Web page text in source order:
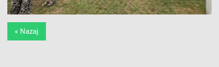
« Nazaj